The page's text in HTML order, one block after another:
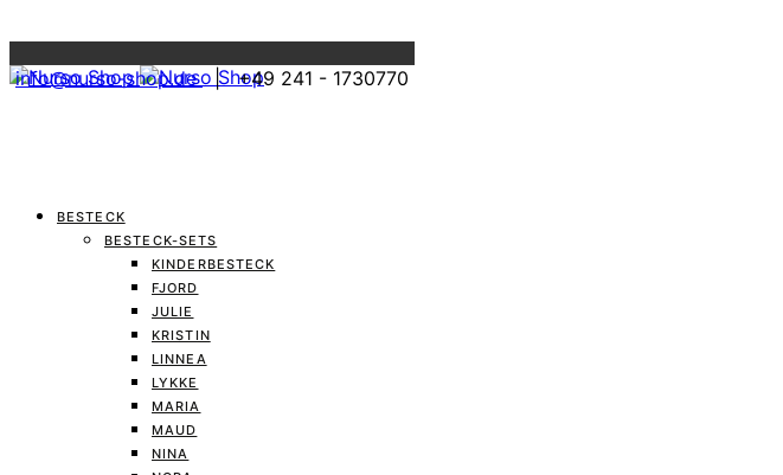
info@nurso-shop.de| +49 241 - 1730770
BESTECK
BESTECK-SETS
KINDERBESTECK
FJORD
JULIE
KRISTIN
LINNEA
LYKKE
MARIA
MAUD
NINA